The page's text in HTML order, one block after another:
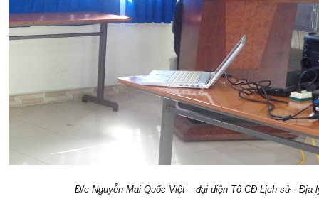
Đ/c Nguyễn Mai Quốc Việt – đại diện Tổ CĐ Lịch sử - Địa